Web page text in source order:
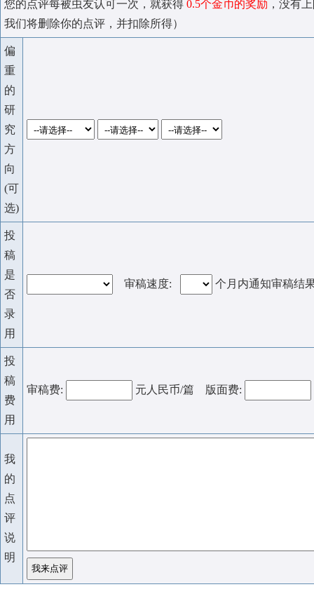
您的点评每被虫友认可一次，就获得 0.5个金币的奖励 ，没有
我们将删除你的点评，并扣除所得）
偏
重
的
研
究
方
向
(可
选)
投
稿
是
否
录
用
审稿速度: 个月内通知审稿结
投
稿
费
用
审稿费: 元人民币/篇 版面费:
我
的
点
评
说
明